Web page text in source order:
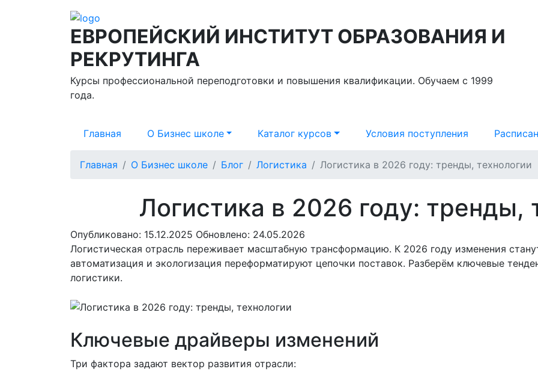
ЕВРОПЕЙСКИЙ ИНСТИТУТ ОБРАЗОВАНИЯ И
РЕКРУТИНГА
Курсы профессиональной переподготовки и повышения квалификации. Обучаем с 1999
года.
Главная О Бизнес школе Каталог курсов Условия поступления
Главная О Бизнес школе Блог Логистика Логистика в 2026 году: тренды, технологии
Логистика в 2026 году: тренды,
Опубликовано: 15.12.2025 Обновлено: 24.05.2026
Логистическая отрасль переживает масштабную трансформацию. К 2026 году изменения
автоматизация и экологизация переформатируют цепочки поставок. Разберём ключевые
логистики.
Ключевые драйверы изменений
Три фактора задают вектор развития отрасли: